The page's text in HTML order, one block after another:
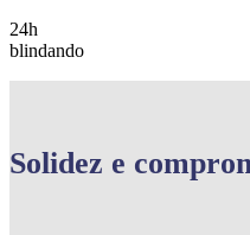
24h
blindando
Solidez e